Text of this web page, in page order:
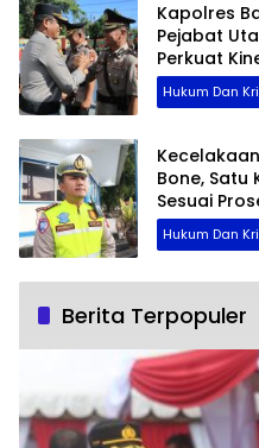
Kapolres
Pejabat
Perkuat
Hukum Dan
Bone, Satu
Sesuai
Hukum Dan
Berita Terpopuler